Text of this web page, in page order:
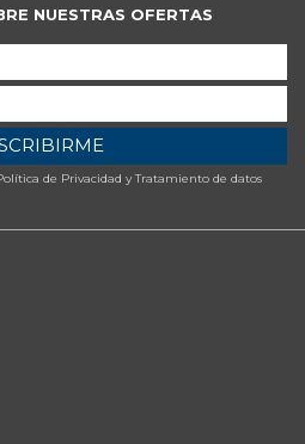
NUESTRAS OFERTAS
de Privacidad y Tratamiento de datos